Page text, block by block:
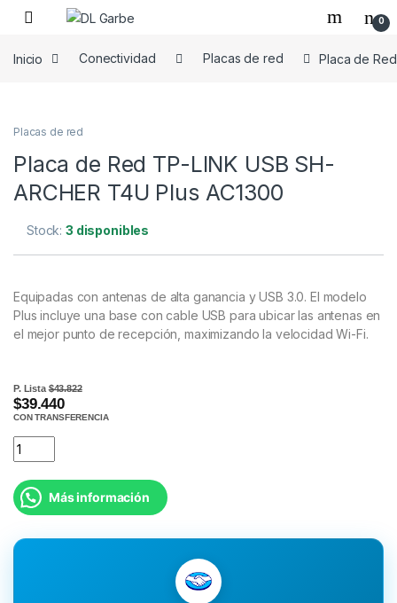
0
Inicio Conectividad Placas de red Placa de Red
Placas de red
Placa de Red TP-LINK USB SH-
ARCHER T4U Plus AC1300
Stock:3 disponibles
Equipadas con antenas de alta ganancia y USB 3.0. El modelo
Plus incluye una base con cable USB para ubicar las antenas en
el mejor punto de recepción, maximizando la velocidad Wi-Fi.
P. Lista$43.822
$39.440
CON TRANSFERENCIA
Más información